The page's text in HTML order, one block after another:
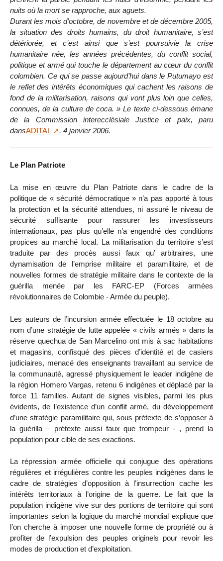
nuits où la mort se rapproche, aux aguets.
Durant les mois d’octobre, de novembre et de décembre 2005,
la situation des droits humains, du droit humanitaire, s’est
détériorée, et c’est ainsi que s’est poursuivie la crise
humanitaire née, les années précédentes, du conflit social,
politique et armé qui touche le département au cœur du conflit
colombien. Ce qui se passe aujourd’hui dans le Putumayo est
le reflet des intérêts économiques qui cachent les raisons de
fond de la militarisation, raisons qui vont plus loin que celles,
connues, de la culture de coca. » Le texte ci-dessous émane
de la Commission interecclésiale Justice et paix, paru
dansADITAL , 4 janvier 2006.
Le Plan Patriote
La mise en œuvre du Plan Patriote dans le cadre de la
politique de « sécurité démocratique » n’a pas apporté à tous
la protection et la sécurité attendues, ni assuré le niveau de
sécurité suffisante pour rassurer les investisseurs
internationaux, pas plus qu’elle n’a engendré des conditions
propices au marché local. La militarisation du territoire s’est
traduite par des procès aussi faux qu’ arbitraires, une
dynamisation de l’emprise militaire et paramilitaire, et de
nouvelles formes de stratégie militaire dans le contexte de la
guérilla menée par les FARC-EP (Forces armées
révolutionnaires de Colombie - Armée du peuple).
Les auteurs de l’incursion armée effectuée le 18 octobre au
nom d’une stratégie de lutte appelée « civils armés » dans la
réserve quechua de San Marcelino ont mis à sac habitations
et magasins, confisqué des pièces d’identité et de casiers
judiciaires, menacé des enseignants travaillant au service de
la communauté, agressé physiquement le leader indigène de
la région Homero Vargas, retenu 6 indigènes et déplacé par la
force 11 familles. Autant de signes visibles, parmi les plus
évidents, de l’existence d’un conflit armé, du développement
d’une stratégie paramilitaire qui, sous prétexte de s’opposer à
la guérilla – prétexte aussi faux que trompeur - , prend la
population pour cible de ses exactions.
La répression armée officielle qui conjugue des opérations
régulières et irrégulières contre les peuples indigènes dans le
cadre de stratégies d’opposition à l’insurrection cache les
intérêts territoriaux à l’origine de la guerre. Le fait que la
population indigène vive sur des portions de territoire qui sont
importantes selon la logique du marché mondial explique que
l’on cherche à imposer une nouvelle forme de propriété ou à
profiter de l’expulsion des peuples originels pour revoir les
modes de production et d’exploitation.